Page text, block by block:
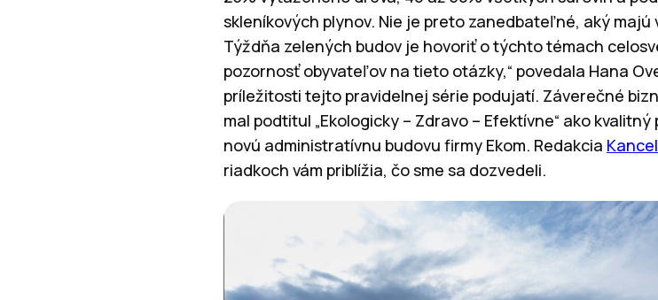
skleníkových plynov. Nie je preto zanedbateľné, aký
Týždňa zelených budov je hovoriť o týchto témach
pozornosť obyvateľov na tieto otázky,“ povedala Hana
príležitosti tejto pravidelnej série podujatí. Záverečné
mal podtitul „Ekologicky – Zdravo – Efektívne“ ako
novú administratívnu budovu firmy Ekom. Redakcia
riadkoch vám priblížia, čo sme sa dozvedeli.